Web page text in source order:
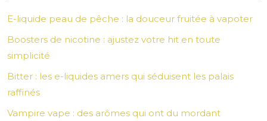
E-liquide peau de pêche : la douceur fruitée à vapoter
Boosters de nicotine : ajustez votre hit en toute
simplicité
Bitter : les e-liquides amers qui séduisent les palais
raffinés
Vampire vape : des arômes qui ont du mordant